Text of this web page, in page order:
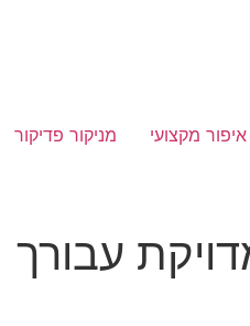
איפור מקצועי מניקור פדיקור
עבורך